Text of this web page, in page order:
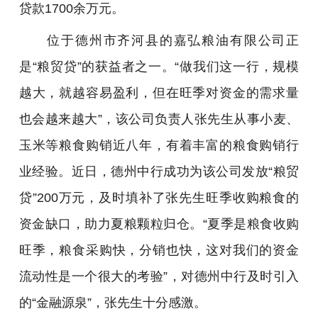
贷款1700余万元。
位于德州市齐河县的嘉弘粮油有限公司正
是“粮贸贷”的获益者之一。“做我们这一行，规模
越大，就越容易盈利，但在旺季对资金的需求量
也会越来越大”，该公司负责人张先生从事小麦、
玉米等粮食购销近八年，有着丰富的粮食购销行
业经验。近日，德州中行成功为该公司发放“粮贸
贷”200万元，及时填补了张先生旺季收购粮食的
资金缺口，助力夏粮颗粒归仓。“夏季是粮食收购
旺季，粮食采购快，分销也快，这对我们的资金
流动性是一个很大的考验”，对德州中行及时引入
的“金融源泉”，张先生十分感激。